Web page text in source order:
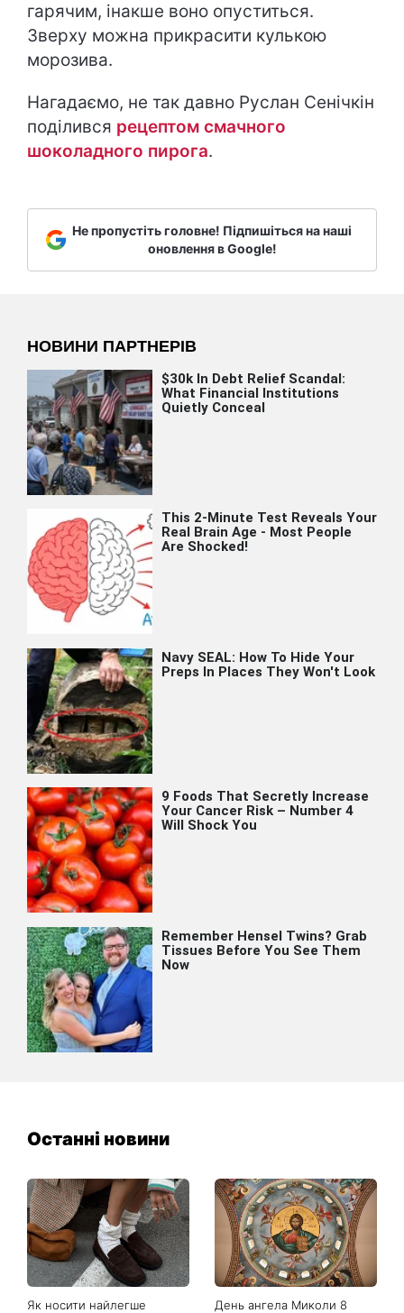
гарячим, інакше воно опуститься.
Зверху можна прикрасити кулькою
морозива.
Нагадаємо, не так давно Руслан Сенічкін
поділився рецептом смачного
шоколадного пирога.
Не пропустіть головне! Підпишіться на наші
оновлення в Google!
Останні новини
Як носити найлегше
День ангела Миколи 8